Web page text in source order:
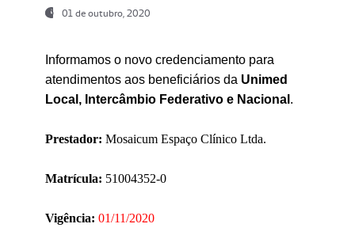
01 de outubro, 2020
Informamos o novo credenciamento para
atendimentos aos beneficiários da Unimed
Local, Intercâmbio Federativo e Nacional .
Prestador: Mosaicum Espaço Clínico Ltda.
Matrícula: 51004352-0
Vigência: 01/11/2020